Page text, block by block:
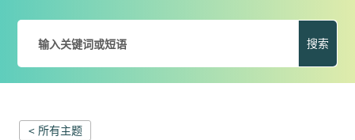
搜索
< 所有主题